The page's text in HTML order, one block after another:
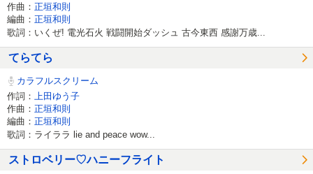
作曲： 正垣和則
編曲： 正垣和則
歌詞：いくぜ! 電光石火 戦闘開始ダッシュ 古今東西 感謝万歳...
てらてら
カラフルスクリーム
作詞：
上田ゆう子
作曲： 正垣和則
編曲： 正垣和則
歌詞：ライララ lie and peace wow...
ストロベリー♡ハニーフライト